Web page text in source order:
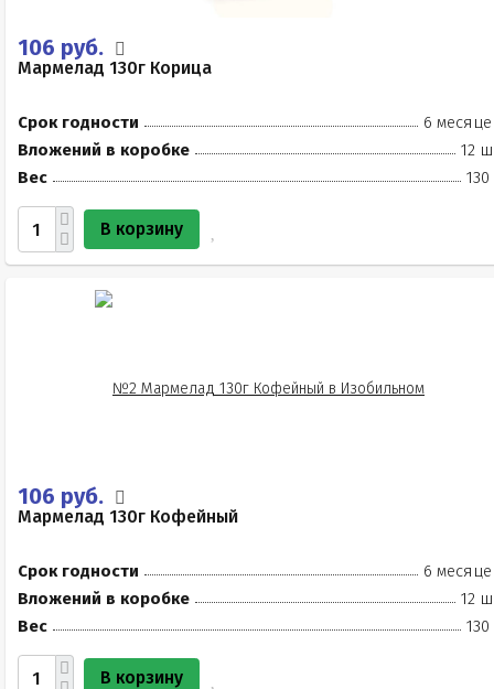
106 руб.
Мармелад 130г Корица
Срок годности
6
Вложений в коробке
12
Вес
130
В корзину
106 руб.
Мармелад 130г Кофейный
Срок годности
6
Вложений в коробке
12
Вес
130
В корзину